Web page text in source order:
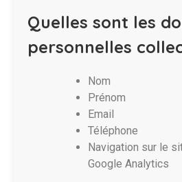
Quelles sont les
personnelles
Nom
Prénom
Email
Téléphone
Navigation sur le
Google Analytics